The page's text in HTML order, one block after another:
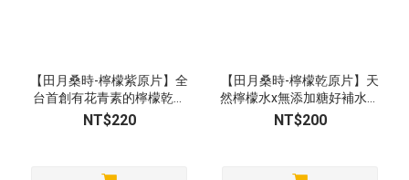
【田月桑時-檸檬紫原片】全
台首創有花青素的檸檬乾原
片 x 解膩無糖檸檬茶
NT$220
【田月桑時-檸檬乾原片】天
然檸檬水x無添加糖好補水好
解膩
NT$200